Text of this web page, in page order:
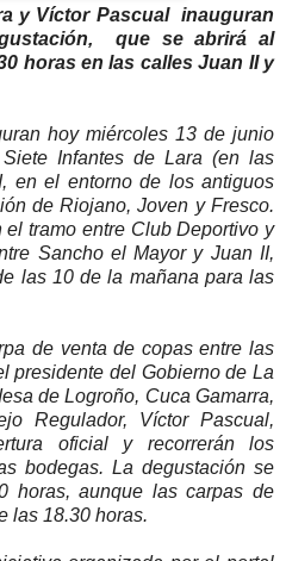
y Víctor Pascual inauguran
que se abrirá al
horas en las calles Juan II y
hoy miércoles 13 de junio
Infantes de Lara (en las
en el entorno de los antiguos
de Riojano, Joven y Fresco.
tramo entre Club Deportivo y
Sancho el Mayor y Juan II,
las 10 de la mañana para las
de venta de copas entre las
presidente del Gobierno de La
de Logroño, Cuca Gamarra,
Regulador, Víctor Pascual,
oficial y recorrerán los
bodegas. La degustación se
horas, aunque las carpas de
las 18.30 horas.